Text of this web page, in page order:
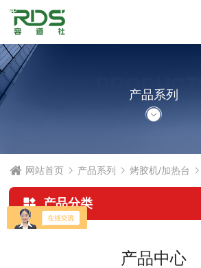
PRODUCTS
产品系列
网站首页 产品系列 烤胶机/加热台
产品分类
产品中心